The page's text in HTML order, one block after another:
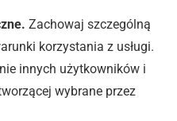
Zachowaj szczególną
korzystania z usługi.
innych użytkowników i
wybrane przez